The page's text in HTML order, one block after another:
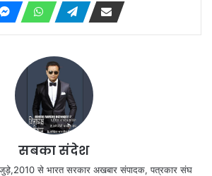
सबका संदेश
से भारत सरकार अखबार संपादक, पत्रकार संघ